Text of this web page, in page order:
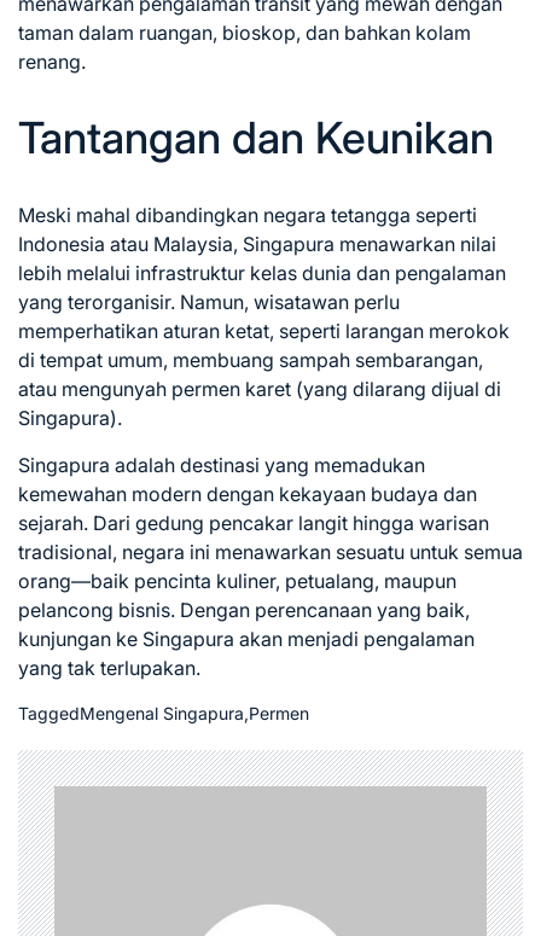
taman dalam ruangan, bioskop, dan bahkan kolam
renang.
Tantangan dan Keunikan
Meski mahal dibandingkan negara tetangga seperti
Indonesia atau Malaysia, Singapura menawarkan nilai
lebih melalui infrastruktur kelas dunia dan pengalaman
yang terorganisir. Namun, wisatawan perlu
memperhatikan aturan ketat, seperti larangan merokok
di tempat umum, membuang sampah sembarangan,
atau mengunyah permen karet (yang dilarang dijual di
Singapura).
Singapura adalah destinasi yang memadukan
kemewahan modern dengan kekayaan budaya dan
sejarah. Dari gedung pencakar langit hingga warisan
tradisional, negara ini menawarkan sesuatu untuk semua
orang—baik pencinta kuliner, petualang, maupun
pelancong bisnis. Dengan perencanaan yang baik,
kunjungan ke Singapura akan menjadi pengalaman
yang tak terlupakan.
TaggedMengenal Singapura,Permen